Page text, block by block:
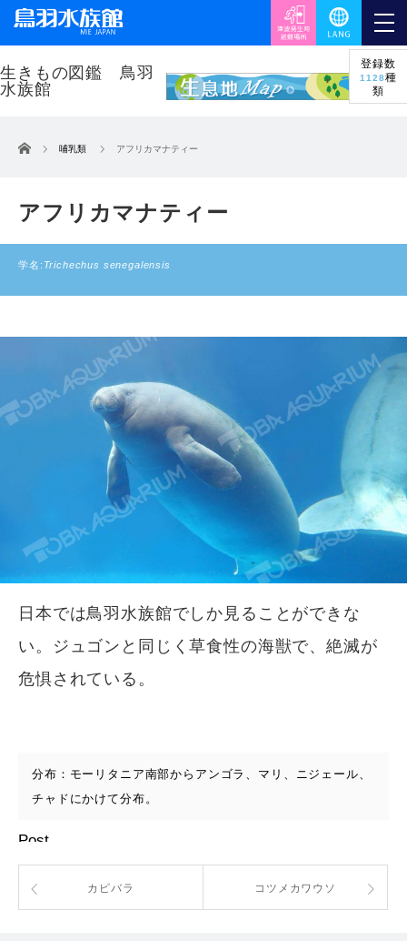
登録数
1128種
類
ホーム 哺乳類 アフリカマナティー
アフリカマナティー
学名: Trichechus senegalensis
日本では鳥羽水族館でしか見ることができな
い。ジュゴンと同じく草食性の海獣で、絶滅が
危惧されている。
分布：モーリタニア南部からアンゴラ、マリ、ニジェール、
チャドにかけて分布。
Post
カピバラ コツメカワウソ